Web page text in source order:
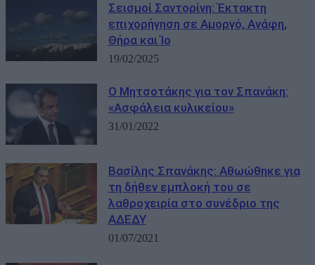
Σεισμοί Σαντορίνη: Έκτακτη
επιχορήγηση σε Αμοργό, Ανάφη,
Θήρα και Ίο
19/02/2025
Ο Μητσοτάκης για τον Σπανάκη:
«Ασφάλεια κυλικείου»
31/01/2022
Βασίλης Σπανάκης: Αθωώθηκε για
τη δήθεν εμπλοκή του σε
λαθροχειρία στο συνέδριο της
ΑΔΕΔΥ
01/07/2021